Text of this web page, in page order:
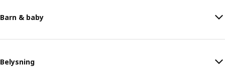
Barn & baby
Belysning